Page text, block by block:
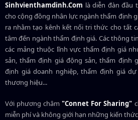
Sinhvienthamdinh.Com là diễn đàn đầu
cho cộng đồng nhân lực ngànhthẩm định
ra nhằm tạo kênh kết nối tri thức cho tất
tâm đến ngành thẩm định giá. Các thông
các mảng thuộc lĩnh vực thẩm định giá
sản, thẩm định giá động sản, thẩm định
định giá doanh nghiệp, thẩm định giá
thương hiệu...
Với phương châm"Connet For Sharing"
miễn phí và không giới hạn những kiến